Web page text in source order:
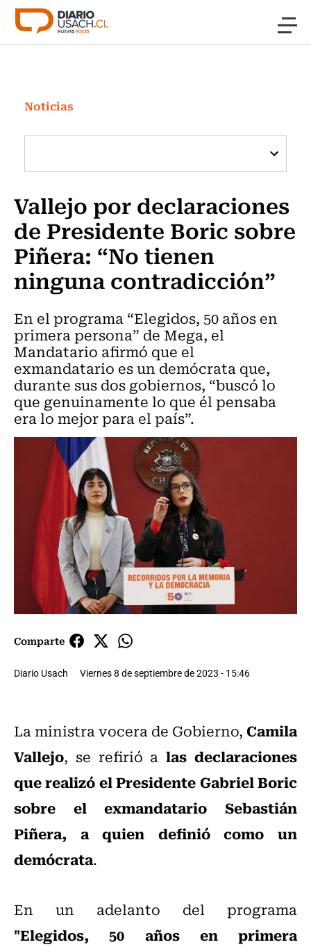
Click acá para ir directamente al contenido
Investigación
Cultura
Programas Radio y TV Usach
Noticias
Vallejo por declaraciones
de Presidente Boric sobre
Piñera: “No tienen
ninguna contradicción”
En el programa “Elegidos, 50 años en
primera persona” de Mega, el
Mandatario afirmó que el
exmandatario es un demócrata que,
durante sus dos gobiernos, “buscó lo
que genuinamente lo que él pensaba
era lo mejor para el país”.
Comparte
Diario Usach Viernes 8 de septiembre de 2023 - 15:46
La ministra vocera de Gobierno,Camila
Vallejo, se refirió alas declaraciones
que realizó el Presidente Gabriel Boric
sobre el exmandatario Sebastián
Piñera, a quien definió como un
demócrata.
En un adelanto del programa
"Elegidos, 50 años en primera